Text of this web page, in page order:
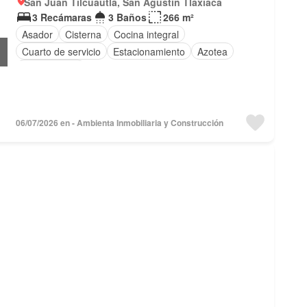
3 Recámaras
3 Baños
266 m²
Asador
Cisterna
Cocina integral
Cuarto de servicio
Estacionamiento
Azotea
06/07/2026 en - Ambienta Inmobiliaria y Construcción